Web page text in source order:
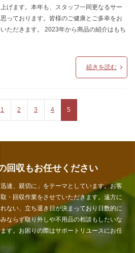
げます。本年も、スタッフ一同更なるサー
っております。皆様のご健康とご多幸をお
ただきます。 2023年から商品の紹介はもち
続きを読む
1 2 3 4 5
回収もお任せください
速、親切に」をテーマとしています。お客
・回収作業をさせていただきます。遠方に
ない、立ち退き日が決まっており日数的に
ならず取り外しや不用品の相談もしたいな
す。お困りの際はサポートリユースにお任